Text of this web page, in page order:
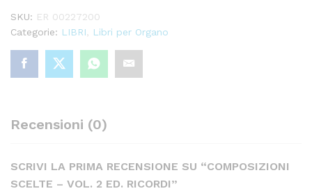
SKU: ER 00227200
Categorie: LIBRI Libri per Organo
Recensioni (0)
SCRIVI LA PRIMA RECENSIONE SU “COMPOSIZIONI
SCELTE – VOL. 2 ED. RICORDI”